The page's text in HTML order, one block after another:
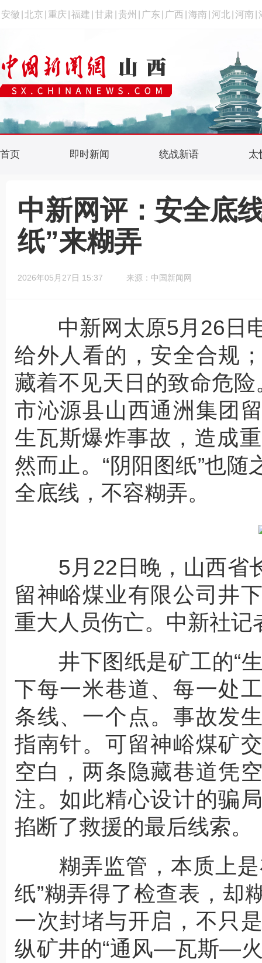
安徽 北京 重庆 福建 甘肃 贵州 广东 广西 海南 河北 河南
首页 即时新闻 统战新语 太
中新网评：安全底
纸”来糊弄
2026年05月27日 15:37 来源：中国新闻网
中新网太原5月26日电
给外人看的，安全合规
藏着不见天日的致命危
市沁源县山西通洲集团
生瓦斯爆炸事故，造成
然而止。“阴阳图纸”也
全底线，不容糊弄。
5月22日晚，山西省
留神峪煤业有限公司井
重大人员伤亡。中新社记
井下图纸是矿工的“生
下每一米巷道、每一处
条线、一个点。事故发
指南针。可留神峪煤矿
空白，两条隐藏巷道凭
注。如此精心设计的骗
掐断了救援的最后线索。
糊弄监管，本质上是
纸”糊弄得了检查表，却
一次封堵与开启，不只
纵矿井的“通风—瓦斯—